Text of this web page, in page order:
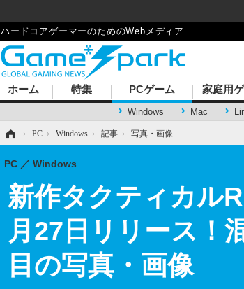
ハードコアゲーマーのためのWebメディア
ホーム 特集 PCゲーム
Windows Mac
家庭用
› PC › Windows › 記事 › 写真・画像
新作タクティカル
月27日リリース！
目の写真・画像
PC Windows